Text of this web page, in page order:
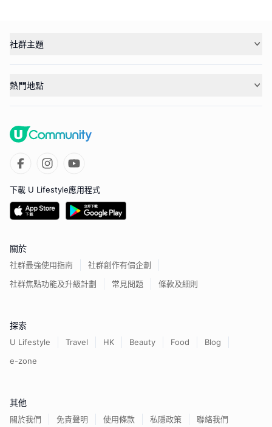
社群主題
熱門地點
下載 U Lifestyle應用程式
關於
社群最強使用指南
社群創作有價企劃
社群焦點功能及升級計劃
常見問題 條款及細則
探索
U Lifestyle Travel HK Beauty Food
Blog
e-zone
其他
關於我們 免責聲明 使用條款 私隱政策 聯絡我們